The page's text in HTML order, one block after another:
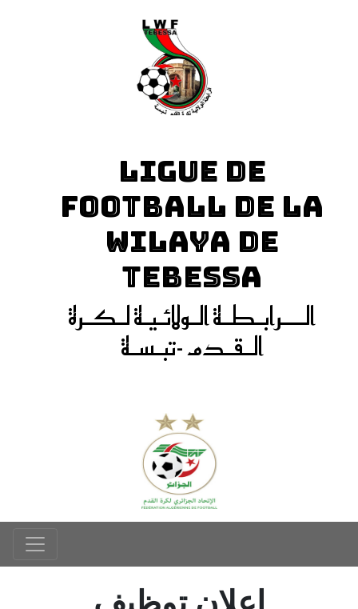
LIGUE DE
FOOTBALL DE LA
WILAYA DE
TEBESSA
الـــرابـطـة الـولائـيـة لـكـرة
الـقـدم -تبـسـة